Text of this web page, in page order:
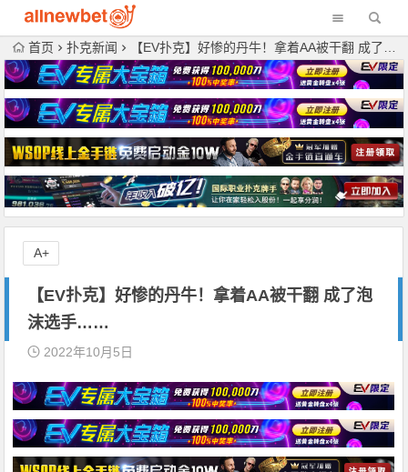
首页 扑克新闻 【EV扑克】好惨的丹牛！拿着AA被干翻 成了泡沫选手……
【EV扑克】好惨的丹牛！拿着AA被干翻 成了泡
沫选手……
2022年10月5日
A+